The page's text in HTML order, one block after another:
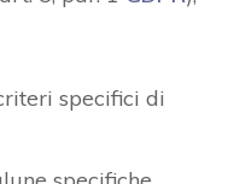
specifici di